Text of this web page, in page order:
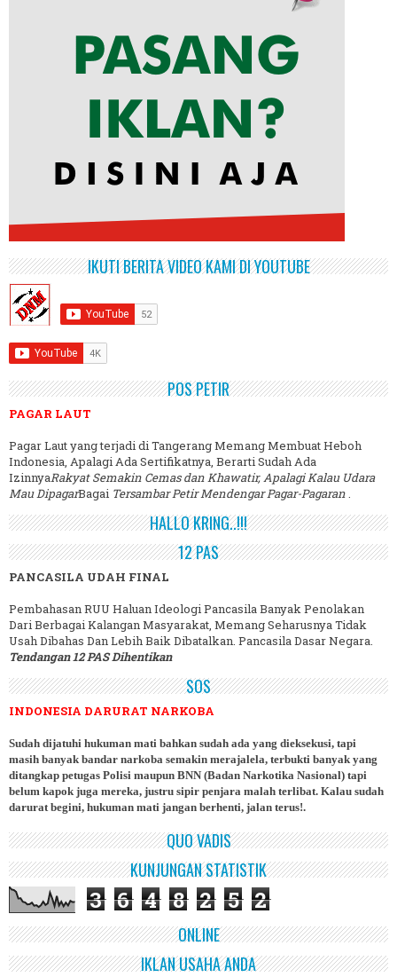
IKUTI BERITA VIDEO KAMI DI YOUTUBE
POS PETIR
PAGAR LAUT
Pagar Laut yang terjadi di Tangerang Memang Membuat Heboh
Indonesia, Apalagi Ada Sertifikatnya, Berarti Sudah Ada
IzinnyaRakyat Semakin Cemas dan Khawatir, Apalagi Kalau Udara
Mau DipagarBagai Tersambar Petir Mendengar Pagar-Pagaran.
HALLO KRING..!!!
12 PAS
PANCASILA UDAH FINAL
Pembahasan RUU Haluan Ideologi Pancasila Banyak Penolakan
Dari Berbagai Kalangan Masyarakat, Memang Seharusnya Tidak
Usah Dibahas Dan Lebih Baik Dibatalkan. Pancasila Dasar Negara.
Tendangan 12 PAS Dihentikan
SOS
INDONESIA DARURAT NARKOBA
Sudah dijatuhi hukuman mati bahkan sudah ada yang dieksekusi, tapi
masih banyak bandar narkoba semakin merajalela, terbukti banyak yang
ditangkap petugas Polisi maupun BNN (Badan Narkotika Nasional) tapi
belum kapok juga mereka, justru sipir penjara malah terlibat. Kalau sudah
darurat begini, hukuman mati jangan berhenti, jalan terus!.
QUO VADIS
KUNJUNGAN STATISTIK
3 6 4 8 2 5 2
ONLINE
IKLAN USAHA ANDA